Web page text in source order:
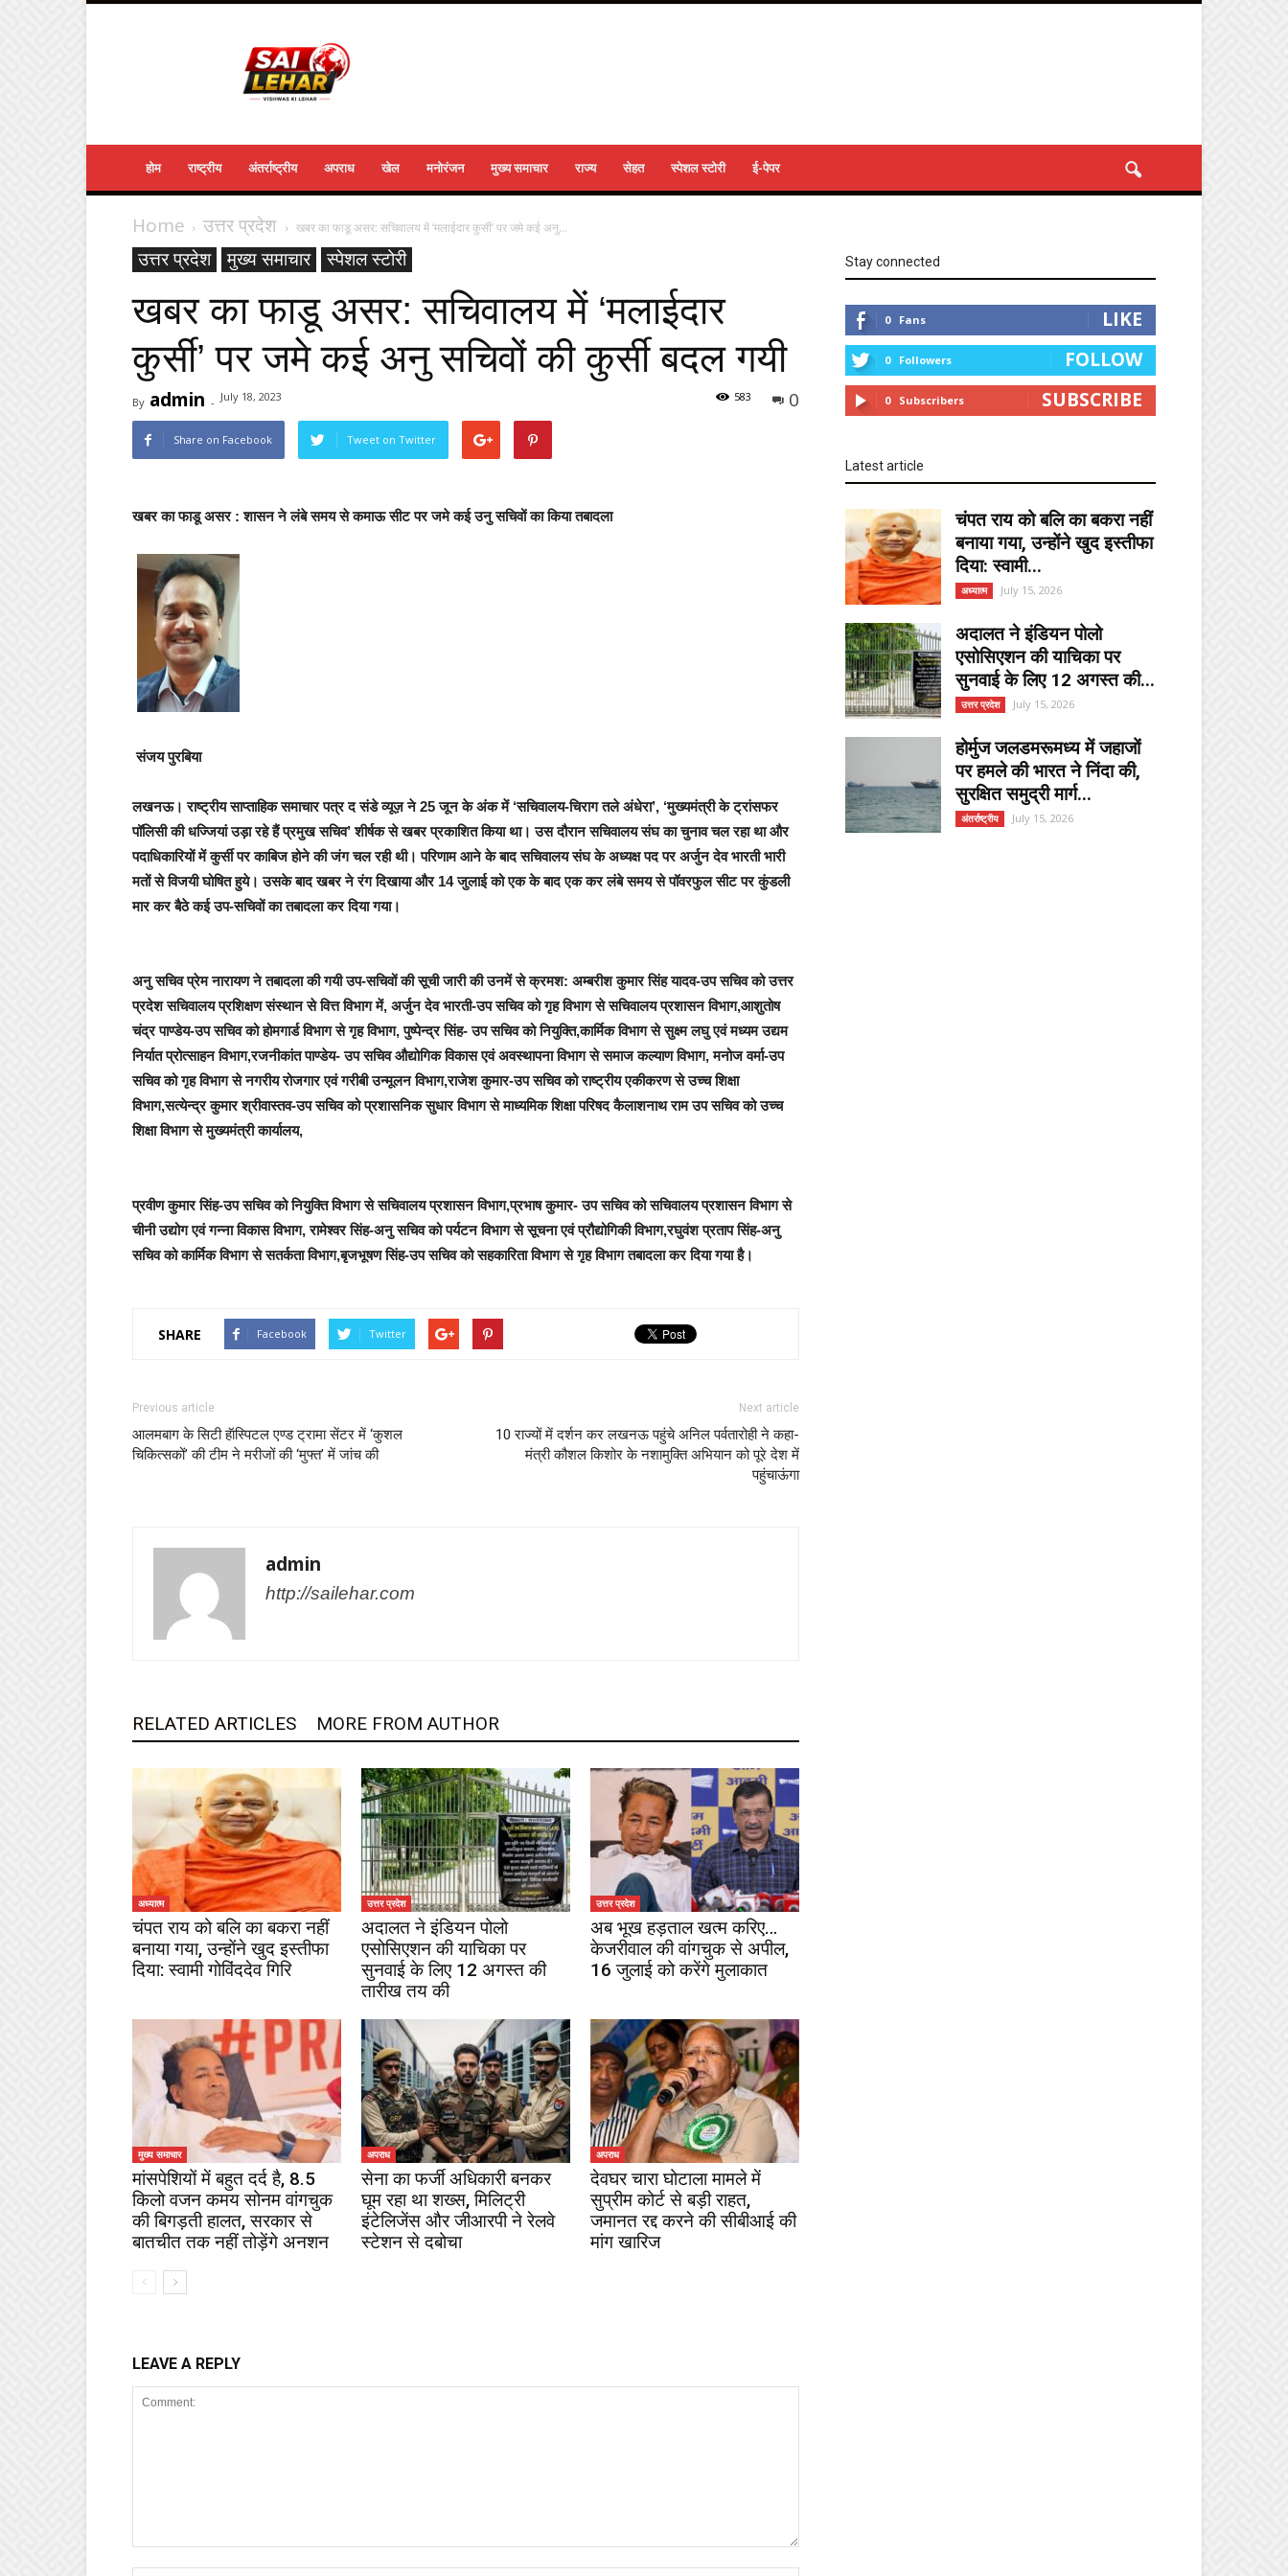
होम राष्ट्रीय अंतर्राष्ट्रीय अपराध खेल मनोरंजन मुख्य समाचार राज्य सेहत स्पेशल स्टोरी ई-पेपर
Home उत्तर प्रदेश खबर का फाडू असर: सचिवालय में ‘मलाईदार कुर्सी’ पर जमे कई अनु...
उत्तर प्रदेश मुख्य समाचार स्पेशल स्टोरी
खबर का फाडू असर: सचिवालय में ‘मलाईदार
कुर्सी’ पर जमे कई अनु सचिवों की कुर्सी बदल गयी
By admin - July 18, 2023 0
583
Share on Facebook Tweet on Twitter
खबर का फाडू असर : शासन ने लंबे समय से कमाऊ सीट पर जमे कई उनु सचिवों का किया तबादला
संजय पुरबिया
लखनऊ। राष्ट्रीय साप्ताहिक समाचार पत्र द संडे व्यूज़ने 25 जून के अंक में ‘सचिवालय-चिराग तले अंधेरा’, ‘मुख्यमंत्री के ट्रांसफर
पॉलिसी की धज्जियां उड़ा रहे हैं प्रमुख सचिव’शीर्षक से खबर प्रकाशित किया था। उस दौरान सचिवालय संघ का चुनाव चल रहा था और
पदाधिकारियों में कुर्सी पर काबिज होने की जंग चल रही थी।परिणाम आने के बाद सचिवालय संघ के अध्यक्ष पद पर अर्जुन देव भारती भारी
मतों से विजयी घोषित हुये। उसके बाद खबर ने रंग दिखाया और 14 जुलाई को एक के बाद एक कर लंबे समय से पॉवरफुल सीट पर कुंडली
मार कर बैठे कई उप-सचिवों का तबादला कर दिया गया।
अनु सचिव प्रेम नारायण ने तबादला की गयी उप-सचिवों की सूची जारी की उनमें से क्रमश: अम्बरीश कुमार सिंह यादव-उप सचिव को उत्तर
प्रदेश सचिवालय प्रशिक्षण संस्थान से वित्त विभाग में, अर्जुन देव भारती-उप सचिव को गृह विभाग से सचिवालय प्रशासन विभाग,आशुतोष
चंद्र पाण्डेय-उप सचिव को होमगार्ड विभाग से गृह विभाग, पुष्पेन्द्र सिंह- उप सचिव को नियुक्ति,कार्मिक विभाग से सुक्ष्म लघु एवं मध्यम उद्यम
निर्यात प्रोत्साहन विभाग,रजनीकांत पाण्डेय- उप सचिव औद्योगिक विकास एवं अवस्थापना विभाग से समाज कल्याण विभाग, मनोज वर्मा-उप
सचिव को गृह विभाग से नगरीय रोजगार एवं गरीबी उन्मूलन विभाग,राजेश कुमार-उप सचिव को राष्ट्रीय एकीकरण से उच्च शिक्षा
विभाग,सत्येन्द्र कुमार श्रीवास्तव-उप सचिव को प्रशासनिक सुधार विभाग से माध्यमिक शिक्षा परिषद कैलाशनाथ राम उप सचिव को उच्च
शिक्षा विभाग से मुख्यमंत्री कार्यालय,
प्रवीण कुमार सिंह-उप सचिव को नियुक्ति विभाग से सचिवालय प्रशासन विभाग,प्रभाष कुमार- उप सचिव को सचिवालय प्रशासन विभाग से
चीनी उद्योग एवं गन्ना विकास विभाग, रामेश्वर सिंह-अनु सचिव को पर्यटन विभाग से सूचना एवं प्रौद्योगिकी विभाग,रघुवंश प्रताप सिंह-अनु
सचिव को कार्मिक विभाग से सतर्कता विभाग,बृजभूषण सिंह-उप सचिव को सहकारिता विभाग से गृह विभाग तबादला कर दिया गया है।
SHARE Facebook Twitter
Previous article
आलमबाग के सिटी हॅास्पिटल एण्ड ट्रामा सेंटर में ‘कुशल
चिकित्सकों’ की टीम ने मरीजों की ‘मुफ्त’ में जांच की
Next article
10 राज्यों में दर्शन कर लखनऊ पहुंचे अनिल पर्वतारोही ने कहा-
मंत्री कौशल किशोर के नशामुक्ति अभियान को पूरे देश में
पहुंचाऊंगा
admin
http://sailehar.com
RELATED ARTICLES MORE FROM AUTHOR
अध्यात्म
चंपत राय को बलि का बकरा नहीं
बनाया गया, उन्होंने खुद इस्तीफा
दिया: स्वामी गोविंददेव गिरि
उत्तर प्रदेश
अदालत ने इंडियन पोलो
एसोसिएशन की याचिका पर
सुनवाई के लिए 12 अगस्त की
तारीख तय की
उत्तर प्रदेश
अब भूख हड़ताल खत्म करिए…
केजरीवाल की वांगचुक से अपील,
16 जुलाई को करेंगे मुलाकात
मुख्य समाचार
मांसपेशियों में बहुत दर्द है, 8.5
किलो वजन कमय सोनम वांगचुक
की बिगड़ती हालत, सरकार से
बातचीत तक नहीं तोड़ेंगे अनशन
अपराध
सेना का फर्जी अधिकारी बनकर
घूम रहा था शख्स, मिलिट्री
इंटेलिजेंस और जीआरपी ने रेलवे
स्टेशन से दबोचा
अपराध
देवघर चारा घोटाला मामले में
सुप्रीम कोर्ट से बड़ी राहत,
जमानत रद्द करने की सीबीआई की
मांग खारिज
LEAVE A REPLY
Stay connected
0 Fans LIKE
0 Followers FOLLOW
0 Subscribers SUBSCRIBE
Latest article
चंपत राय को बलि का बकरा नहीं
बनाया गया, उन्होंने खुद इस्तीफा
दिया: स्वामी...
अध्यात्म July 15, 2026
अदालत ने इंडियन पोलो
एसोसिएशन की याचिका पर
सुनवाई के लिए 12 अगस्त की...
उत्तर प्रदेश July 15, 2026
होर्मुज जलडमरूमध्य में जहाजों
पर हमले की भारत ने निंदा की,
सुरक्षित समुद्री मार्ग...
अंतर्राष्ट्रीय July 15, 2026